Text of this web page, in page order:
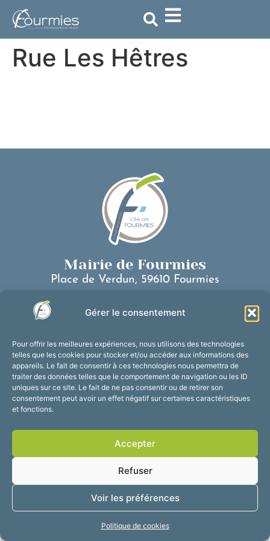
Gérer le consentement
Pour offrir les meilleures expériences, nous utilisons des technologies
telles que les cookies pour stocker et/ou accéder aux informations des
appareils. Le fait de consentir à ces technologies nous permettra de
traiter des données telles que le comportement de navigation ou les ID
uniques sur ce site. Le fait de ne pas consentir ou de retirer son
consentement peut avoir un effet négatif sur certaines caractéristiques
et fonctions.
Accepter
Refuser
Voir les préférences
Politique de cookies
principal
Rue Les Hêtres
Mairie de Fourmies
Place de Verdun, 59610 Fourmies
Nous contacter
Du lundi au vendredi :
de 8h30 à 12h et de 13h30 à 17h30
Suivez-nous !
Mentions légales
Plan du site
Confidentialité
2025 © Propulsé par
Utopia